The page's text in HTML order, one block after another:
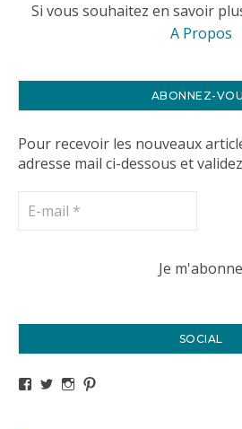
Si vous souhaitez en savoir
A Propos
ABONNEZ-
Pour recevoir les nouveaux
adresse mail ci-dessous et
SOCIAL
Voir le profil de titval35 sur
Voir le profil de titval35
Voir le profil de